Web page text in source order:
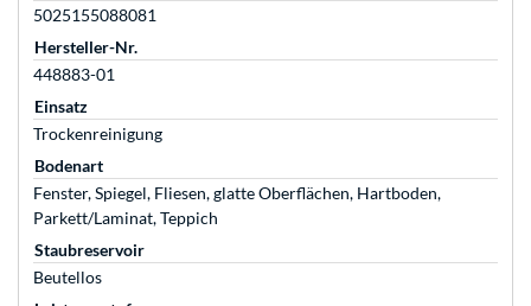
5025155088081
Hersteller-Nr.
448883-01
Einsatz
Trockenreinigung
Bodenart
Fenster, Spiegel, Fliesen, glatte Oberflächen, Hartboden,
Parkett/Laminat, Teppich
Staubreservoir
Beutellos